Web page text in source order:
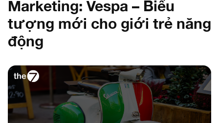
Marketing: Vespa – Biểu
tượng mới cho giới trẻ năng
động